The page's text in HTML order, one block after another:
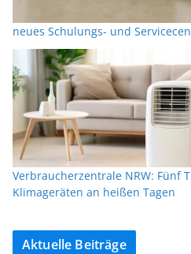
neues Schulungs- und
Verbraucherzentrale NRW: Fünf
Klimageräten an heißen Tagen
Aktuelle Beiträge